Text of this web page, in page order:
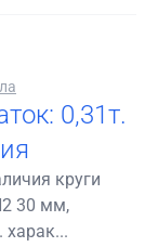
0,31т.
круги
30 мм,
харак...